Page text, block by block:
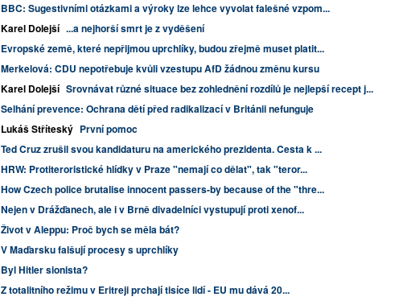
BBC: Sugestivními otázkami a výroky lze lehce vyvolat falešné vzpom...
Karel Dolejší ...a nejhorší smrt je z vyděšení
Evropské země, které nepřijmou uprchlíky, budou zřejmě muset platit...
Merkelová: CDU nepotřebuje kvůli vzestupu AfD žádnou změnu kursu
Karel Dolejší Srovnávat různé situace bez zohlednění rozdílů je nejlepší recept j...
Selhání prevence: Ochrana dětí před radikalizací v Británii nefunguje
Lukáš Stříteský První pomoc
Ted Cruz zrušil svou kandidaturu na amerického prezidenta. Cesta k ...
HRW: Protiteroristické hlídky v Praze "nemají co dělat", tak "teror...
How Czech police brutalise innocent passers-by because of the "thre...
Nejen v Drážďanech, ale i v Brně divadelníci vystupují proti xenof...
Život v Aleppu: Proč bych se měla bát?
V Maďarsku falšují procesy s uprchlíky
Byl Hitler sionista?
Z totalitního režimu v Eritreji prchají tisíce lidí - EU mu dává 20...